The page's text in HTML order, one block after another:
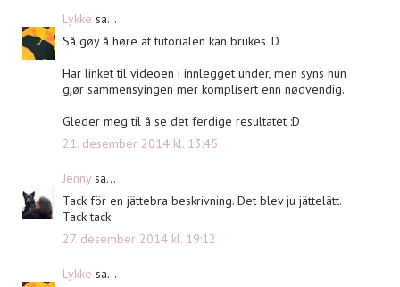
Lykke sa...
Så gøy å høre at tutorialen kan brukes :D
Har linket til videoen i innlegget under, men syns hun
gjør sammensyingen mer komplisert enn nødvendig.
Gleder meg til å se det ferdige resultatet :D
21. desember 2014 kl. 13:45
Jenny sa...
Tack för en jättebra beskrivning. Det blev ju jättelätt.
Tack tack
27. desember 2014 kl. 19:12
Lykke sa...